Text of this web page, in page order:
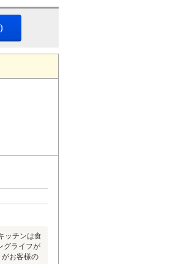
ッチンは食
グライフが
お客様の